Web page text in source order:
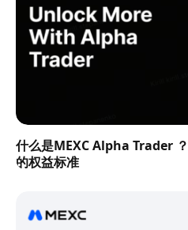
什么是MEXC Alpha Trader
的权益标准